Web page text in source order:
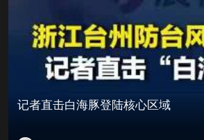
记者直击白海豚登陆核心区域